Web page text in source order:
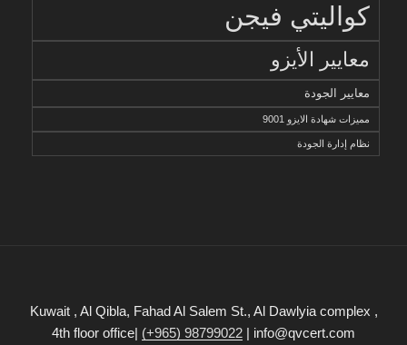
كواليتي فيجن
معايير الأيزو
معايير الجودة
مميزات شهادة الايزو 9001
نظام إدارة الجودة
Kuwait , Al Qibla, Fahad Al Salem St., Al Dawlyia complex ,
4th floor office| (+965) 98799022 | info@qvcert.com